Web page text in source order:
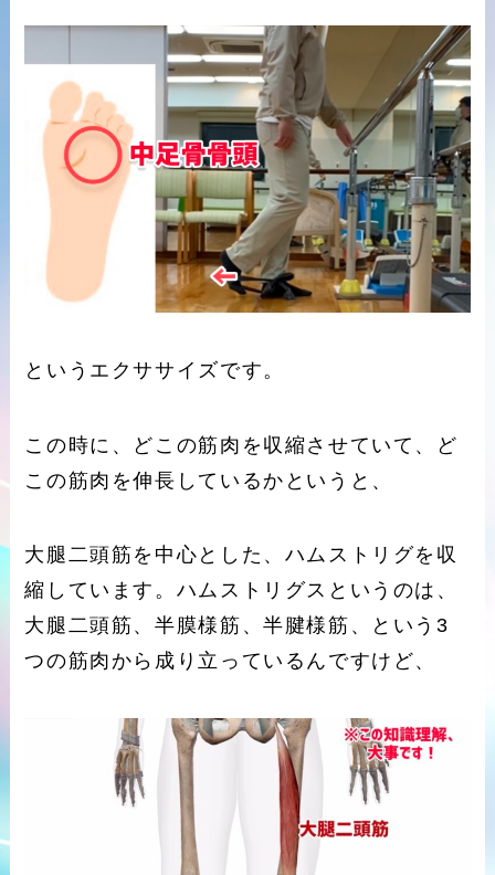
というエクササイズです。
この時に、どこの筋肉を収縮させていて、ど
この筋肉を伸長しているかというと、
大腿二頭筋を中心とした、ハムストリグを収
縮しています。ハムストリグスというのは、
大腿二頭筋、半膜様筋、半腱様筋、という3
つの筋肉から成り立っているんですけど、